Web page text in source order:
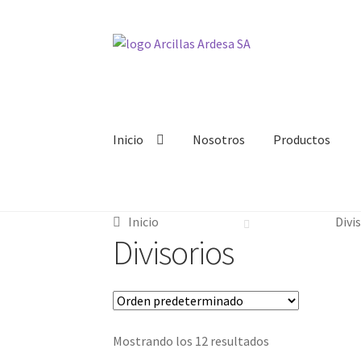
Inicio Nosotros Productos
Inicio
Divisorios
Mostrando los 12 resultados